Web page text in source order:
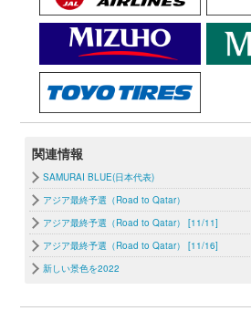
関連情報
SAMURAI BLUE(日本代表)
アジア最終予選（Road to Qatar）
アジア最終予選（Road to Qatar） [11/11]
アジア最終予選（Road to Qatar） [11/16]
新しい景色を2022